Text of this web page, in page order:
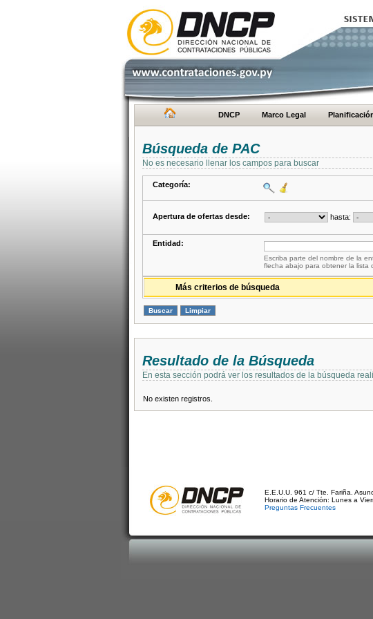
DNCP Marco Legal
Búsqueda de PAC
No es necesario llenar los campos para buscar
Categoría:
Apertura de ofertas desde: hasta:
Entidad:
Escriba parte del nombre de la
flecha abajo para obtener la lista
Más criterios de búsqueda
Resultado de la Búsqueda
En esta sección podrá ver los resultados de la búsqueda
No existen registros.
E.E.U.U. 961 c/ Tte. Fariña.
Horario de Atención: Lunes a
Preguntas Frecuentes